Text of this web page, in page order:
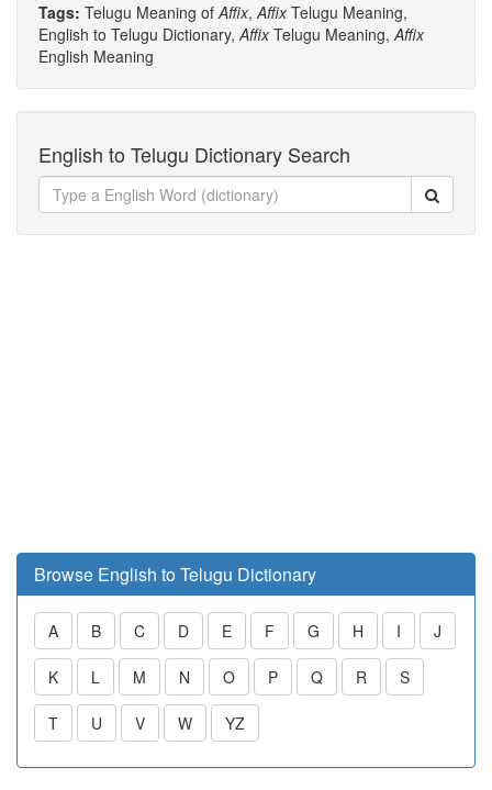
Tags: Telugu Meaning ofAffix,AffixTelugu Meaning,
English to Telugu Dictionary,AffixTelugu Meaning,Affix
English Meaning
English to Telugu Dictionary Search
Browse English to Telugu Dictionary
A B C D E F G H I J
K L M N O P Q R S
T U V W YZ